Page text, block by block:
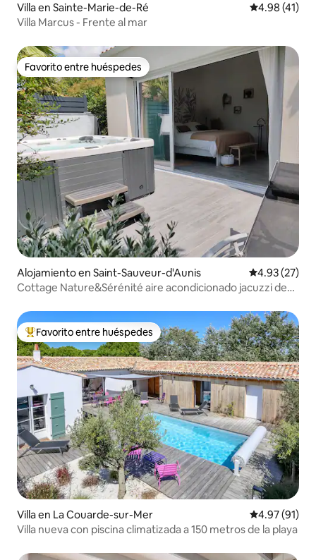
Villa en Sainte-Marie-de-Ré Calificación
4.98 (41)
Villa Marcus - Frente al mar
Favorito entre huéspedes
Favorito entre huéspedes
Alojamiento en Saint-Sauveur-d'Aunis Calificación
4.93 (27)
Cottage Nature&Sérénité aire acondicionado jacuzzi de
Favorito entre huéspedes preferido
Favorito entre huéspedes
Villa en La Couarde-sur-Mer Calificación
4.97 (91)
Villa nueva con piscina climatizada a 150 metros de la playa